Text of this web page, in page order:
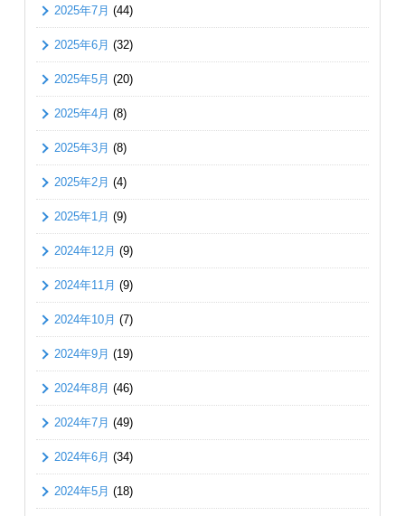
2025年7月 (44)
2025年6月 (32)
2025年5月 (20)
2025年4月 (8)
2025年3月 (8)
2025年2月 (4)
2025年1月 (9)
2024年12月 (9)
2024年11月 (9)
2024年10月 (7)
2024年9月 (19)
2024年8月 (46)
2024年7月 (49)
2024年6月 (34)
2024年5月 (18)